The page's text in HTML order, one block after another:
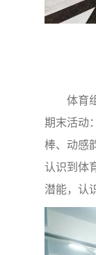
体育
期末活动
棒、动感
认识到体
潜能，认